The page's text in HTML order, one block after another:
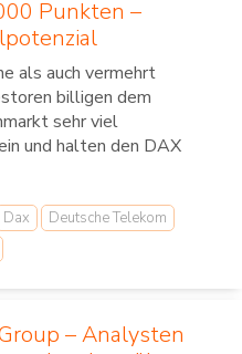
Punkten –
als auch vermehrt
billigen dem
sehr viel
und halten den DAX
Dax
Deutsche Telekom
– Analysten